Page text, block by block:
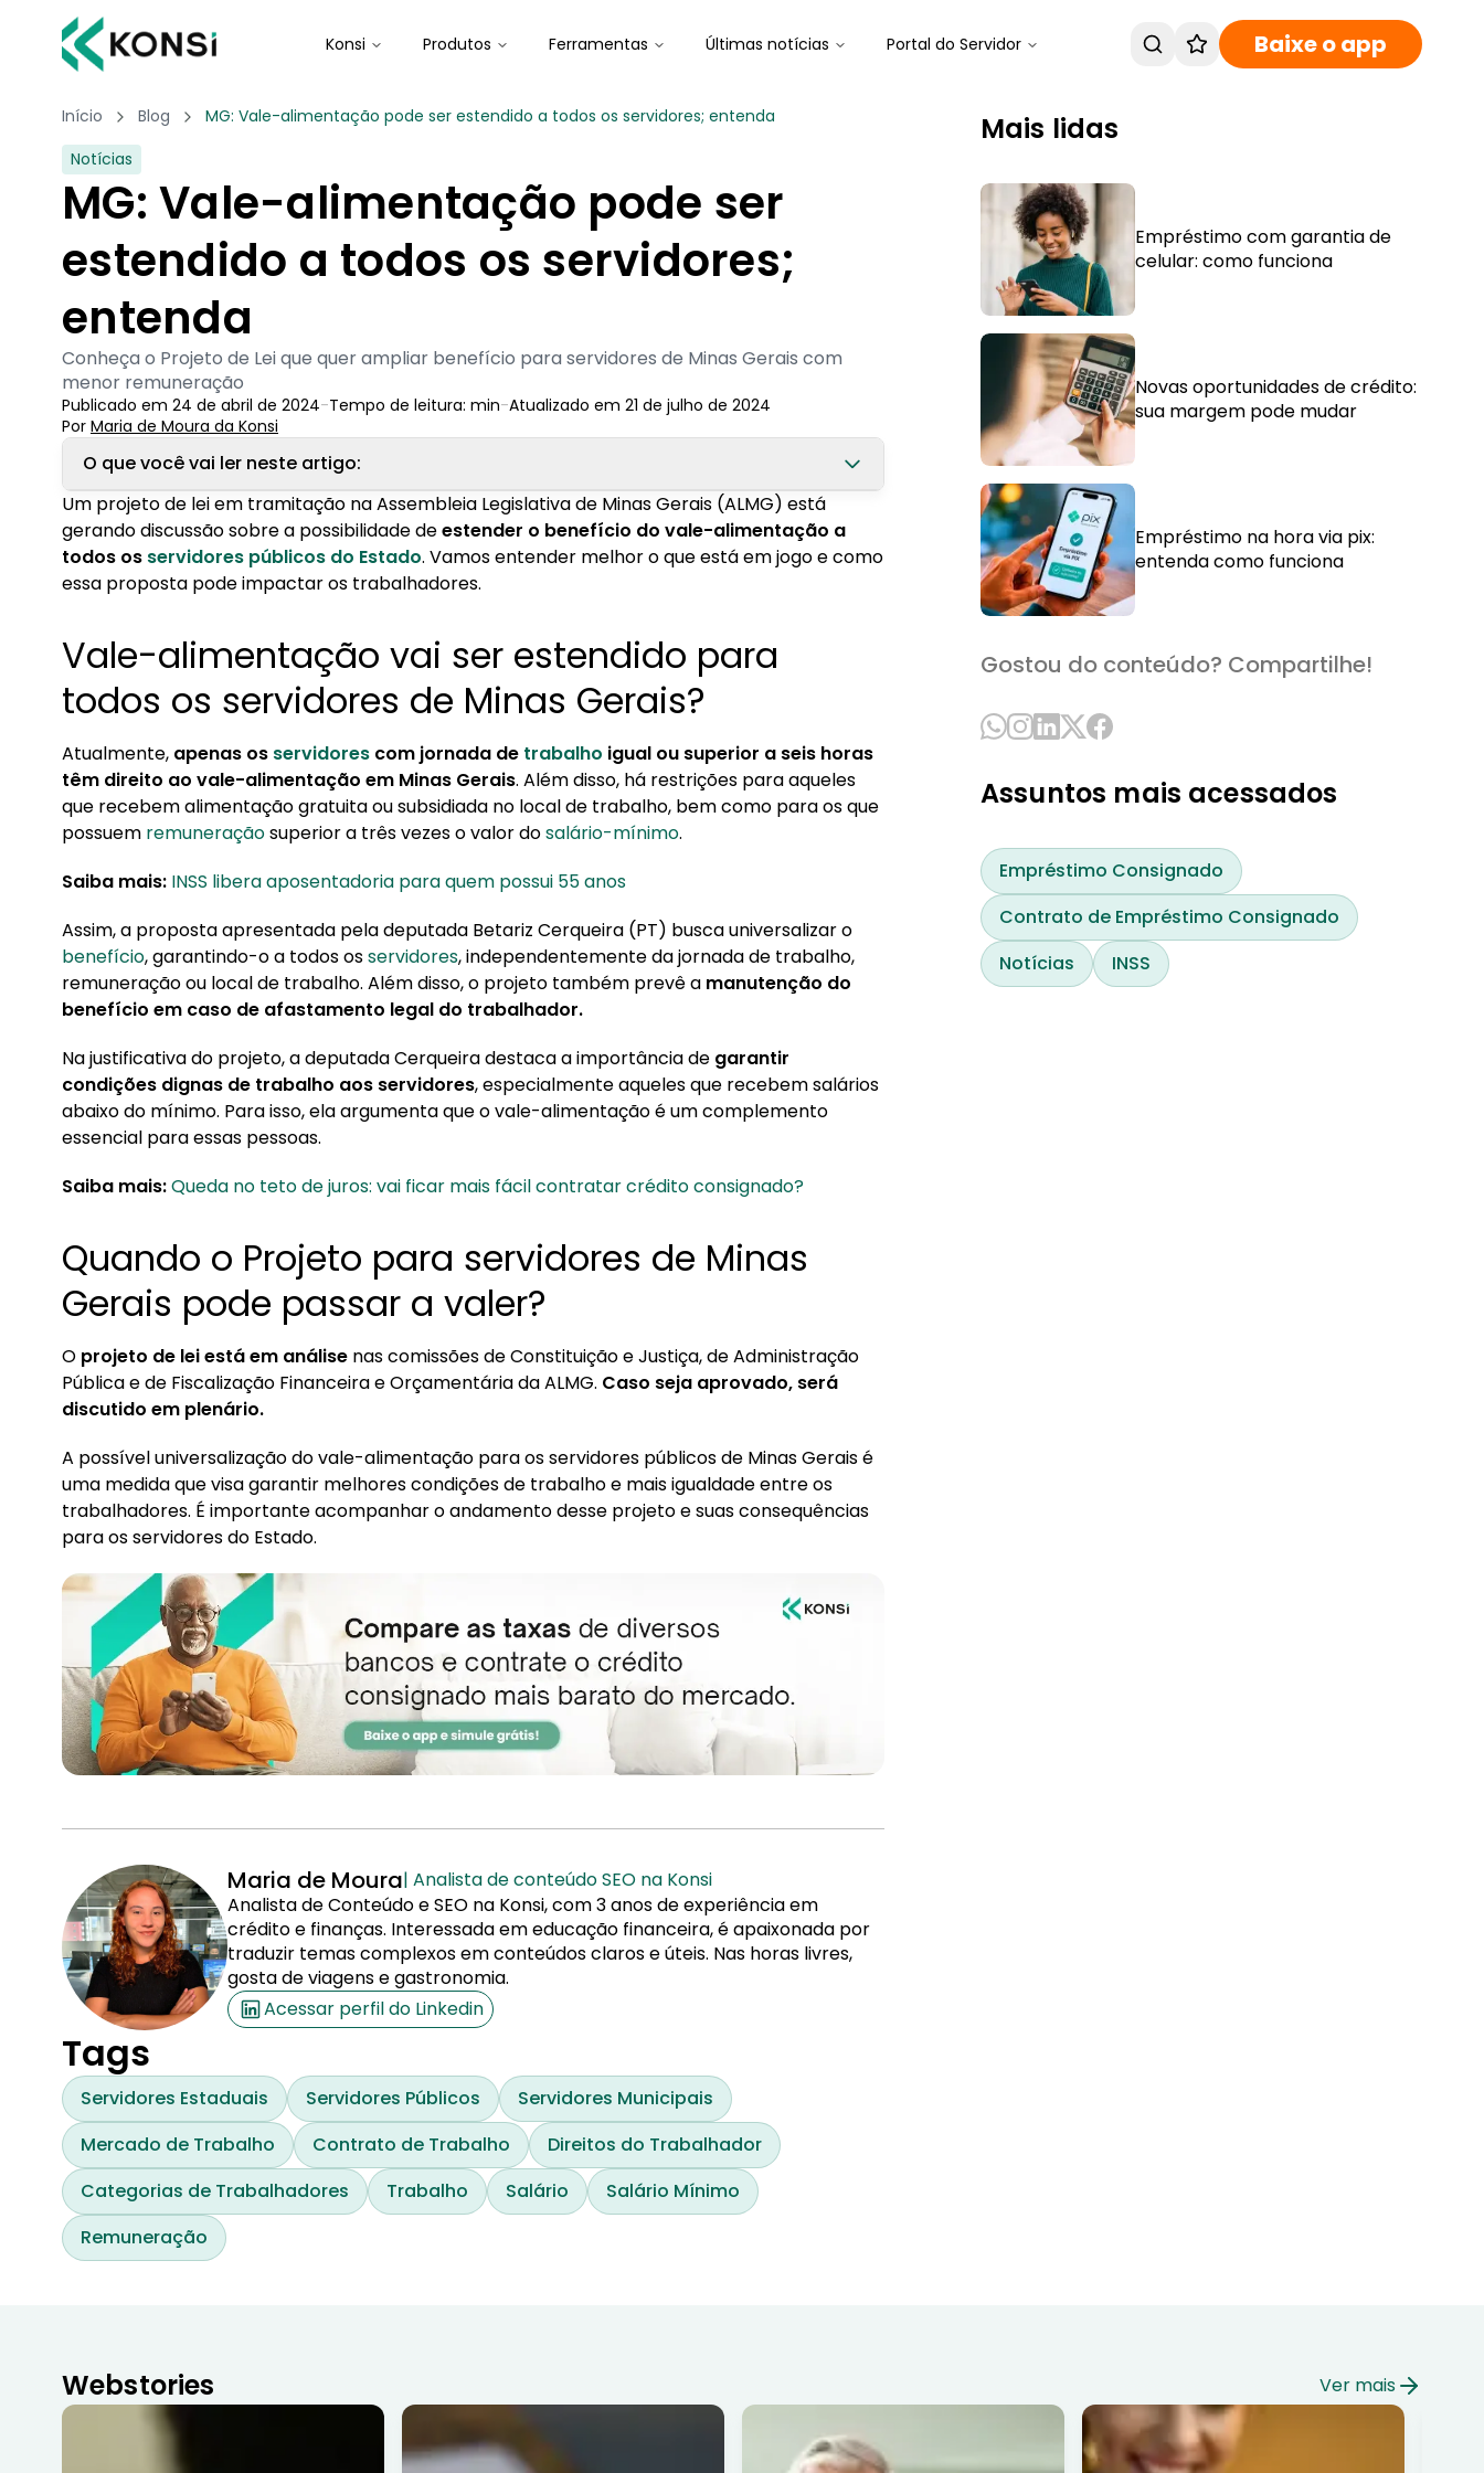
Konsi Produtos Ferramentas Últimas notícias Portal do Servidor Baixe o app
Início Blog
MG: Vale-alimentação pode ser estendido a todos os servidores; entenda
Notícias
MG: Vale-alimentação pode ser
estendido a todos os servidores;
entenda
Conheça o Projeto de Lei que quer ampliar benefício para servidores de Minas Gerais com
menor remuneração
Publicado em 24 de abril de 2024-Tempo de leitura: min-Atualizado em 21 de julho de 2024
Por Maria de Moura da Konsi
O que você vai ler neste artigo:
1. Vale-alimentação vai ser estendido para todos os servidores de Minas Gerais?
2. Quando o Projeto para servidores de Minas Gerais pode passar a valer?
Um projeto de lei em tramitação na Assembleia Legislativa de Minas Gerais (ALMG) está
gerando discussão sobre a possibilidade deestender o benefício do vale-alimentação a
todos os servidores públicos do Estado. Vamos entender melhor o que está em jogo e como
essa proposta pode impactar os trabalhadores.
Vale-alimentação vai ser estendido para
todos os servidores de Minas Gerais?
Atualmente, apenas os servidores com jornada de trabalho igual ou superior a seis horas
têm direito ao vale-alimentação em Minas Gerais. Além disso, há restrições para aqueles
que recebem alimentação gratuita ou subsidiada no local de trabalho, bem como para os que
possuem remuneraçãosuperior a três vezes o valor dosalário-mínimo.
Saiba mais: INSS libera aposentadoria para quem possui 55 anos
Assim, a proposta apresentada pela deputada Betariz Cerqueira (PT) busca universalizar o
benefício, garantindo-o a todos osservidores, independentemente da jornada de trabalho,
remuneração ou local de trabalho. Além disso, o projeto também prevê a manutenção do
benefício em caso de afastamento legal do trabalhador.
Na justificativa do projeto, a deputada Cerqueira destaca a importância de garantir
condições dignas de trabalho aos servidores, especialmente aqueles que recebem salários
abaixo do mínimo. Para isso, ela argumenta que o vale-alimentação é um complemento
essencial para essas pessoas.
Saiba mais:Queda no teto de juros: vai ficar mais fácil contratar crédito consignado?
Quando o Projeto para servidores de Minas
Gerais pode passar a valer?
O projeto de lei está em análise nas comissões de Constituição e Justiça, de Administração
Pública e de Fiscalização Financeira e Orçamentária da ALMG. Caso seja aprovado, será
discutido em plenário.
A possível universalização do vale-alimentação para os servidores públicos de Minas Gerais é
uma medida que visa garantir melhores condições de trabalho e mais igualdade entre os
trabalhadores. É importante acompanhar o andamento desse projeto e suas consequências
para os servidores do Estado.
Maria de Moura| Analista de conteúdo SEO na Konsi
Analista de Conteúdo e SEO na Konsi, com 3 anos de experiência em
crédito e finanças. Interessada em educação financeira, é apaixonada por
traduzir temas complexos em conteúdos claros e úteis. Nas horas livres,
gosta de viagens e gastronomia.
Acessar perfil do Linkedin
Tags
Servidores Estaduais Servidores Públicos
Servidores Municipais
Mercado de Trabalho
Contrato de Trabalho
Direitos do Trabalhador
Categorias de Trabalhadores
Trabalho Salário
Salário Mínimo
Remuneração
Mais lidas
Empréstimo com garantia de
celular: como funciona
Novas oportunidades de crédito:
sua margem pode mudar
Empréstimo na hora via pix:
entenda como funciona
Gostou do conteúdo? Compartilhe!
Assuntos mais acessados
Empréstimo Consignado
Contrato de Empréstimo Consignado
Notícias
INSS
Webstories Ver mais